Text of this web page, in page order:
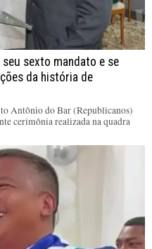
sexto mandato e se
da história de
Antônio do Bar (Republicanos)
cerimônia realizada na quadra